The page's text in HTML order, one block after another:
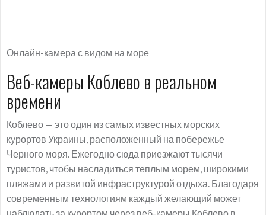
Онлайн-камера с видом на море
Веб-камеры Коблево в реальном
времени
Коблево — это один из самых известных морских
курортов Украины, расположенный на побережье
Черного моря. Ежегодно сюда приезжают тысячи
туристов, чтобы насладиться теплым морем, широкими
пляжами и развитой инфраструктурой отдыха. Благодаря
современным технологиям каждый желающий может